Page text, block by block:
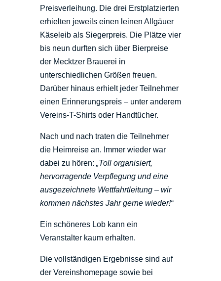
Preisverleihung. Die drei Erstplatzierten
erhielten jeweils einen leinen Allgäuer
Käseleib als Siegerpreis. Die Plätze vier
bis neun durften sich über Bierpreise
der Mecktzer Brauerei in
unterschiedlichen Größen freuen.
Darüber hinaus erhielt jeder Teilnehmer
einen Erinnerungspreis – unter anderem
Vereins-T-Shirts oder Handtücher.
Nach und nach traten die Teilnehmer
die Heimreise an. Immer wieder war
dabei zu hören: „Toll organisiert,
hervorragende Verpflegung und eine
ausgezeichnete Wettfahrtleitung – wir
kommen nächstes Jahr gerne wieder!“
Ein schöneres Lob kann ein
Veranstalter kaum erhalten.
Die vollständigen Ergebnisse sind auf
der Vereinshomepage sowie bei